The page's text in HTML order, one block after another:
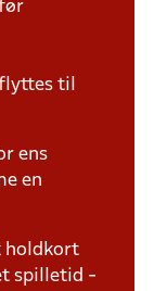
til
ens
en
holdkort
spilletid -